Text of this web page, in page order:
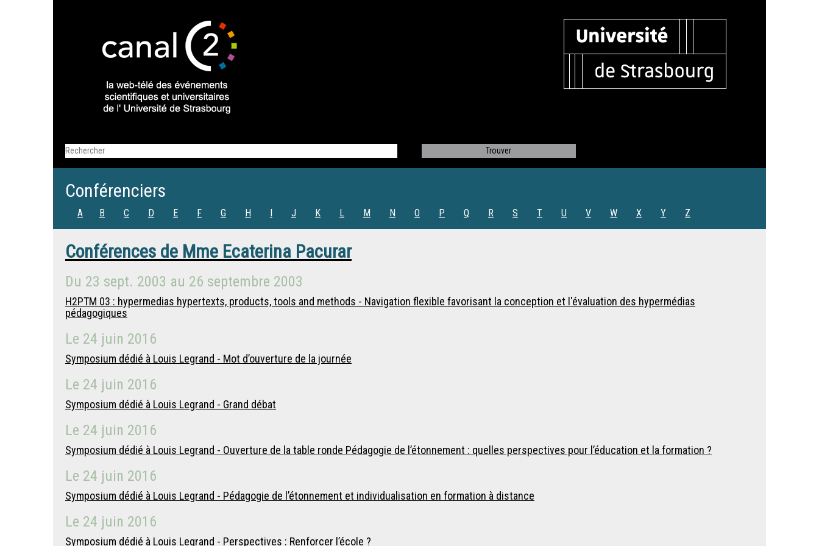
Conférenciers
A B C D E F G H I J K L M N O P Q R S T U V W X Y Z
Conférences de Mme Ecaterina Pacurar
Du 23 sept. 2003 au 26 septembre 2003
H2PTM 03 : hypermedias hypertexts, products, tools and methods - Navigation flexible favorisant la conception et l'évaluation des hypermédias
pédagogiques
Le 24 juin 2016
Symposium dédié à Louis Legrand - Mot d’ouverture de la journée
Le 24 juin 2016
Symposium dédié à Louis Legrand - Grand débat
Le 24 juin 2016
Symposium dédié à Louis Legrand - Ouverture de la table ronde Pédagogie de l’étonnement : quelles perspectives pour l’éducation et la formation ?
Le 24 juin 2016
Symposium dédié à Louis Legrand - Pédagogie de l’étonnement et individualisation en formation à distance
Le 24 juin 2016
Symposium dédié à Louis Legrand - Perspectives : Renforcer l’école ?